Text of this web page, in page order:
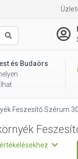
Keresés
és Budaörs
5
Feszesítő Szérum